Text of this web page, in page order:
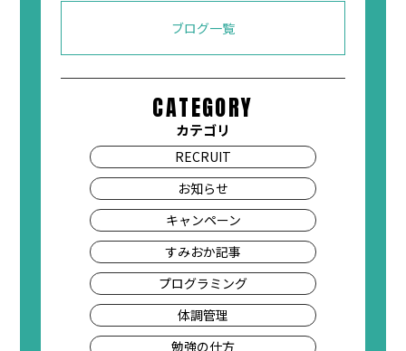
ブログ一覧
CATEGORY
カテゴリ
RECRUIT
お知らせ
キャンペーン
すみおか記事
プログラミング
体調管理
勉強の仕方